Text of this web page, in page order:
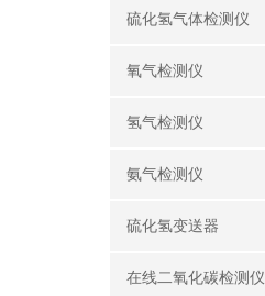
硫化氢气体检测仪
氧气检测仪
氢气检测仪
氨气检测仪
硫化氢变送器
在线二氧化碳检测仪